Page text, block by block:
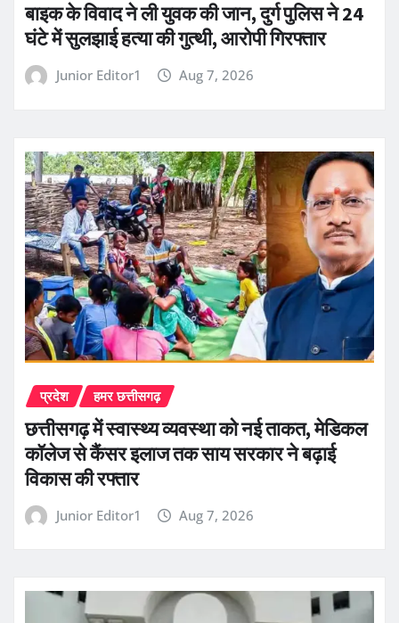
बाइक के विवाद ने ली युवक की जान, दुर्ग पुलिस ने 24
घंटे में सुलझाई हत्या की गुत्थी, आरोपी गिरफ्तार
Junior Editor1 Aug 7, 2026
प्रदेश हमर छत्तीसगढ़
छत्तीसगढ़ में स्वास्थ्य व्यवस्था को नई ताकत, मेडिकल
कॉलेज से कैंसर इलाज तक साय सरकार ने बढ़ाई
विकास की रफ्तार
Junior Editor1 Aug 7, 2026